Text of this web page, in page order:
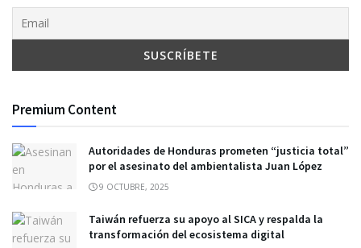
Premium Content
Autoridades de Honduras prometen “justicia total”
por el asesinato del ambientalista Juan López
9 OCTUBRE, 2025
Taiwán refuerza su apoyo al SICA y respalda la
transformación del ecosistema digital